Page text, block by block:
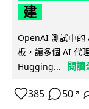
建
OpenAI 測試中的
板，讓多個 AI 代
Hugging...
閱讀
385 50 ↗